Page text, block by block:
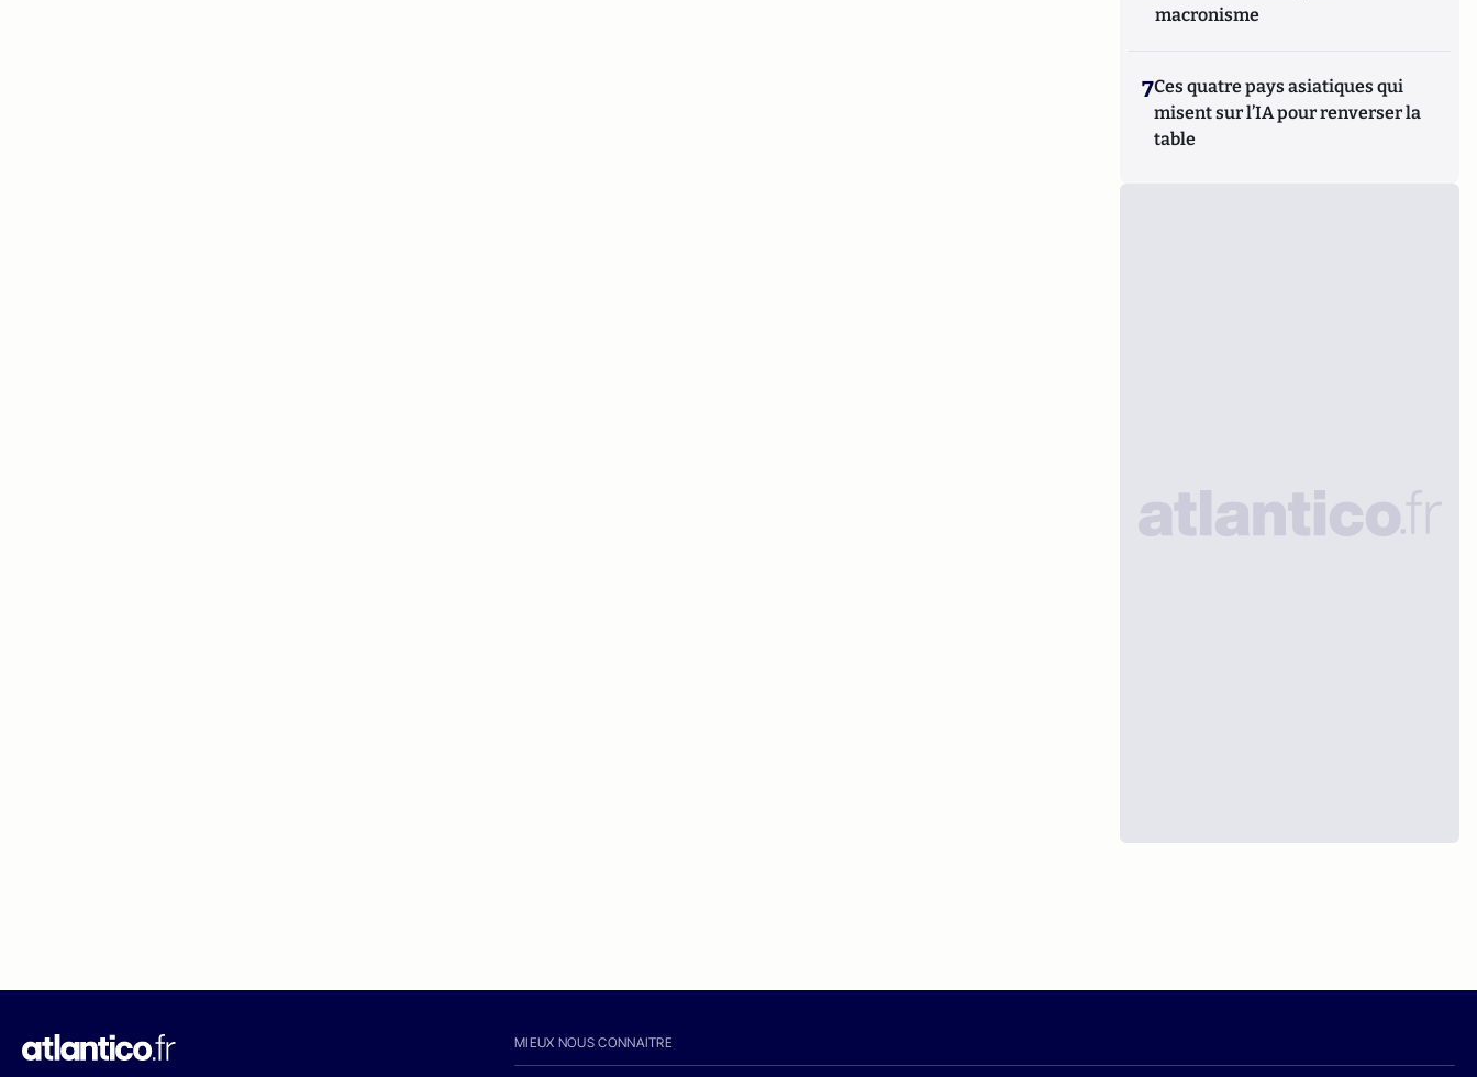
macronisme
7Ces quatre pays asiatiques qui
misent sur l’IA pour renverser la
table
MIEUX NOUS CONNAITRE